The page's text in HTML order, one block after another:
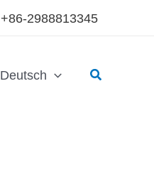
+86-2988813345
Deutsch Suchen